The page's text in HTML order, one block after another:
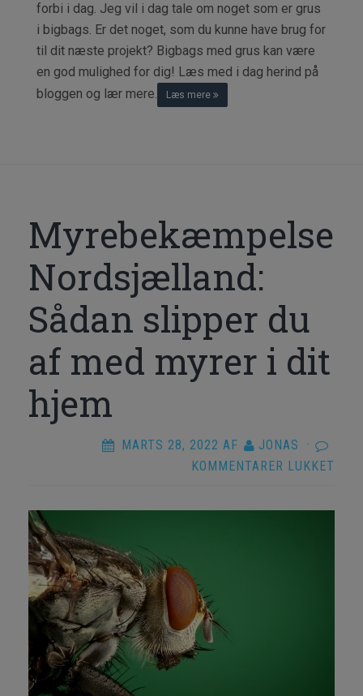
forbi i dag. Jeg vil i dag tale om noget som er grus
i bigbags. Er det noget, som du kunne have brug for
til dit næste projekt? Bigbags med grus kan være
en god mulighed for dig! Læs med i dag herind på
bloggen og lær mere.
Læs mere
Myrebekæmpelse
Nordsjælland:
Sådan slipper du
af med myrer i dit
hjem
MARTS 28, 2022 AF JONAS
·
KOMMENTARER LUKKET